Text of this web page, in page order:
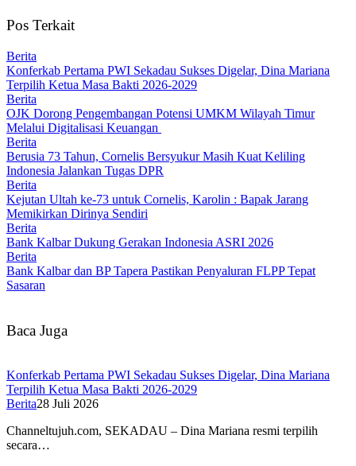
Pos Terkait
Berita
Konferkab Pertama PWI Sekadau Sukses Digelar, Dina Mariana
Terpilih Ketua Masa Bakti 2026-2029
Berita
OJK Dorong Pengembangan Potensi UMKM Wilayah Timur
Melalui Digitalisasi Keuangan
Berita
Berusia 73 Tahun, Cornelis Bersyukur Masih Kuat Keliling
Indonesia Jalankan Tugas DPR
Berita
Kejutan Ultah ke-73 untuk Cornelis, Karolin : Bapak Jarang
Memikirkan Dirinya Sendiri
Berita
Bank Kalbar Dukung Gerakan Indonesia ASRI 2026
Berita
Bank Kalbar dan BP Tapera Pastikan Penyaluran FLPP Tepat
Sasaran
Baca Juga
Konferkab Pertama PWI Sekadau Sukses Digelar, Dina Mariana
Terpilih Ketua Masa Bakti 2026-2029
Berita28 Juli 2026
Channeltujuh.com, SEKADAU – Dina Mariana resmi terpilih
secara…